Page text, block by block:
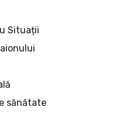
Situații
sănătate